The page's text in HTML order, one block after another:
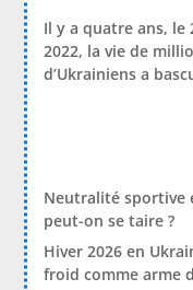
Il y a quatre ans, le
2022, la vie de
d’Ukrainiens a
Neutralité sportive
peut-on se taire ?
Hiver 2026 en
froid comme arme